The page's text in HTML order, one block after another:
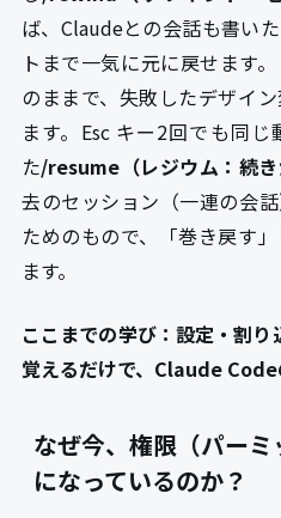
ば、Claudeとの会話も書い
トまで一気に元に戻せます
のままで、失敗したデザイ
ます。Esc キー2回でも同
た/resume（レジウム：続き
去のセッション（一連の会
ためのもので、「巻き戻す
ます。
ここまでの学び：設定・割
覚えるだけで、Claude Code
なぜ今、権限（パー
になっているのか？